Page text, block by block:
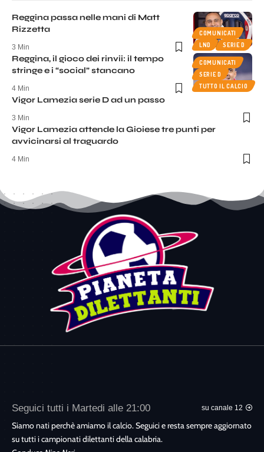
COMUNICATI
LND
SERIE D
Reggina passa nelle mani di Matt
Rizzetta
3 Min
COMUNICATI
SERIE D
TUTTO IL CALCIO
Reggina, il gioco dei rinvii: il tempo
stringe e i “social” stancano
4 Min
Vigor Lamezia serie D ad un passo
3 Min
Vigor Lamezia attende la Gioiese tre punti per
avvicinarsi al traguardo
4 Min
Seguici tutti i Martedi alle 21:00 su canale 12
Siamo nati perchè amiamo il calcio. Seguici e resta sempre aggiornato
su tutti i campionati dilettanti della calabria.